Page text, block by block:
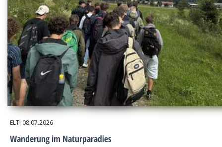
ELTI 08.07.2026
Wanderung im Naturparadies